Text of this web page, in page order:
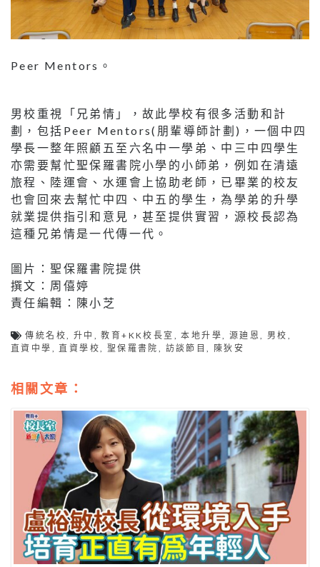
Peer Mentors。
男校重視「兄弟情」，故此學校有很多活動和計
劃，包括Peer Mentors(朋輩導師計劃)，一個中四
學長一整年照顧五至六名中一學弟、中三中四學生
亦需要幫忙聖保羅書院小學的小師弟，例如在清遠
旅程、陸運會、水運會上協助老師，已畢業的校友
也會回來去幫忙中四、中五的學生，為學弟的升學
就業提供指引和意見，甚至提供實習，源校長認為
這種兄弟情是一代傳一代。
圖片：聖保羅書院提供
撰文：周僖婷
責任編輯：陳小芝
傳統名校 升中 ,教育+KK校長室 ,本地升學 源廸恩 男校
直資中學
直資學校 聖保羅書院 訪談節目 陳狄安
相關文章：